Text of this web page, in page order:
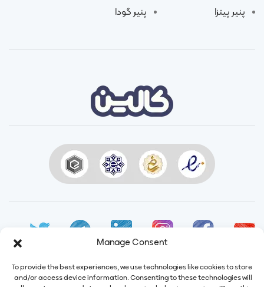
Manage Consent
To provide the best experiences, we use technologies like cookies to store
and/or access device information. Consenting to these technologies will
پنیر پیتزا
پنیر گودا